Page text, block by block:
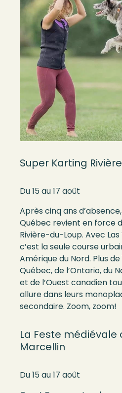
Super Karting
Du 15 au 17 août
Après cinq ans
Québec revient en force
Rivière-du-Loup. Avec
c’est la seule course
Amérique du Nord. Plus
Québec, de l’Ontario, du
et de l’Ouest canadien
allure dans leurs
secondaire. Zoom, zoom!
La Feste médiévale
Marcellin
Du 15 au 17 août